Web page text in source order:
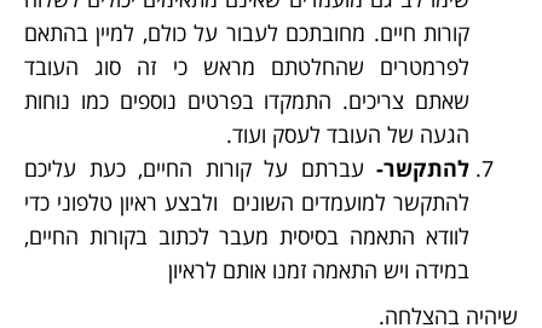
קורות חיים. מחובתכם לעבור על כולם, למיין בהתאם
לפרמטרים שהחלטתם מראש כי זה סוג העובד
שאתם צריכים. התמקדו בפרטים נוספים כמו נוחות
הגעה של העובד לעסק ועוד.
להתקשר- עברתם על קורות החיים, כעת עליכם
להתקשר למועמדים השונים ולבצע ראיון טלפוני כדי
לוודא התאמה בסיסית מעבר לכתוב בקורות החיים,
במידה ויש התאמה זמנו אותם לראיון
שיהיה בהצלחה.